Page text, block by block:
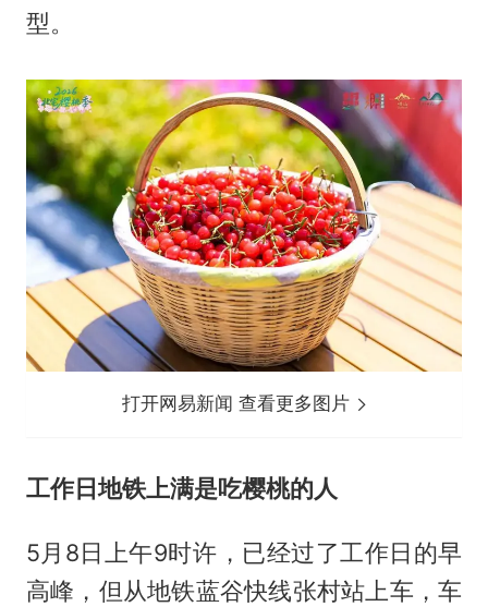
型。
打开网易新闻 查看更多图片
工作日地铁上满是吃樱桃的人
5月8日上午9时许，已经过了工作日的早
高峰，但从地铁蓝谷快线张村站上车，车